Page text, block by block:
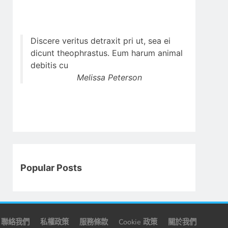
Discere veritus detraxit pri ut, sea ei
dicunt theophrastus. Eum harum animal
debitis cu
Melissa Peterson
Popular Posts
聯絡我們 私權政策 服務條款 Cookie 政策 關於我們